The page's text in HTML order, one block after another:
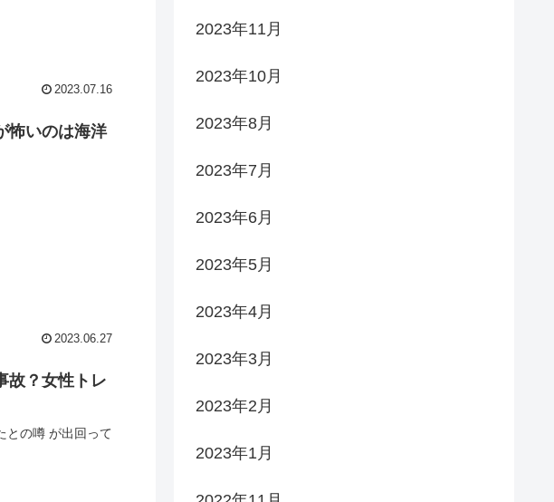
2023.07.16
怖いのは海洋
2023.06.27
故？女性トレ
との噂 が出回って
2023年11月
2023年10月
2023年8月
2023年7月
2023年6月
2023年5月
2023年4月
2023年3月
2023年2月
2023年1月